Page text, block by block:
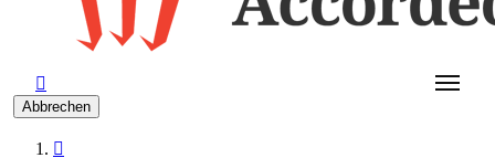

Abbrechen
